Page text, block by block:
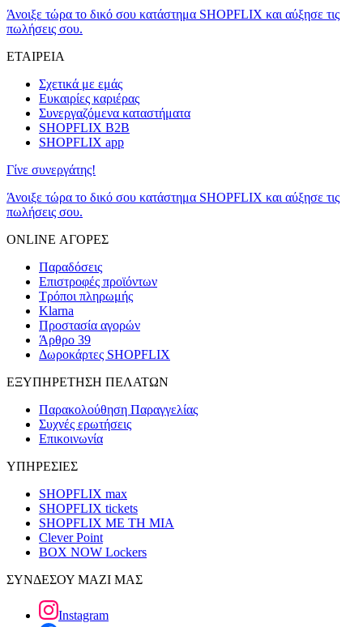
Άνοιξε τώρα το δικό σου κατάστημα SHOPFLIX και αύξησε τις
πωλήσεις σου.
ΕΤΑΙΡΕΙΑ
Σχετικά με εμάς
Ευκαιρίες καριέρας
Συνεργαζόμενα καταστήματα
SHOPFLIX B2B
SHOPFLIX app
Γίνε συνεργάτης!
Άνοιξε τώρα το δικό σου κατάστημα SHOPFLIX και αύξησε τις
πωλήσεις σου.
ONLINE ΑΓΟΡΕΣ
Παραδόσεις
Επιστροφές προϊόντων
Τρόποι πληρωμής
Klarna
Προστασία αγορών
Άρθρο 39
Δωροκάρτες SHOPFLIX
ΕΞΥΠΗΡΕΤΗΣΗ ΠΕΛΑΤΩΝ
Παρακολούθηση Παραγγελίας
Συχνές ερωτήσεις
Επικοινωνία
ΥΠΗΡΕΣΙΕΣ
SHOPFLIX max
SHOPFLIX tickets
SHOPFLIX ΜΕ ΤΗ ΜΙΑ
Clever Point
BOX NOW Lockers
ΣΥΝΔΕΣΟΥ ΜΑΖΙ ΜΑΣ
Instagram